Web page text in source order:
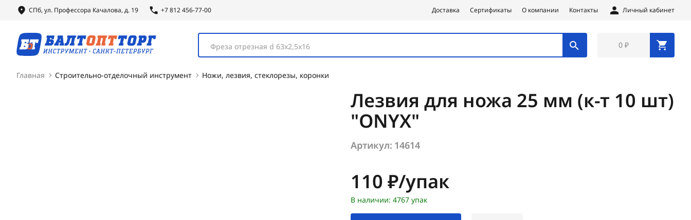
СПб, ул. Профессора Качалова, д. 19 +7 812 456-77-00 Доставка Сертификаты О компании Контакты Личный кабинет
Фреза отрезная d 63х2,5х16 0 ₽
Главная Строительно-отделочный инструмент Ножи, лезвия, стеклорезы, коронки
Лезвия для ножа 25 мм (к-т 10 шт)
"ONYX"
Артикул: 14614
Цена:
110 ₽/упак
В наличии: 4767 упак